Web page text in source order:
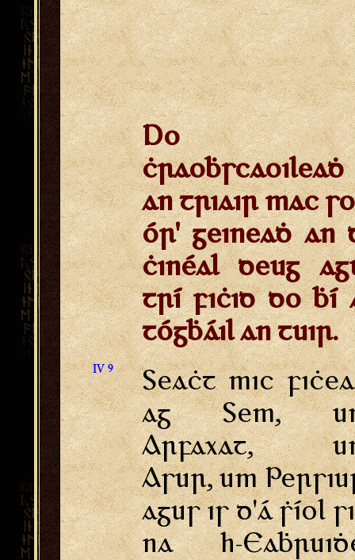
Do
ċraoḃscaoileaḋ
an triair mac
ór' geineaḋ an
ċinéal deug
trí fiċid do ḃí
tógḃáil an tuir.
IV 9
Seaċt mic
ag Sem,
Arfaxat,
Asur, um
agus is d'á ṡíol
na h-